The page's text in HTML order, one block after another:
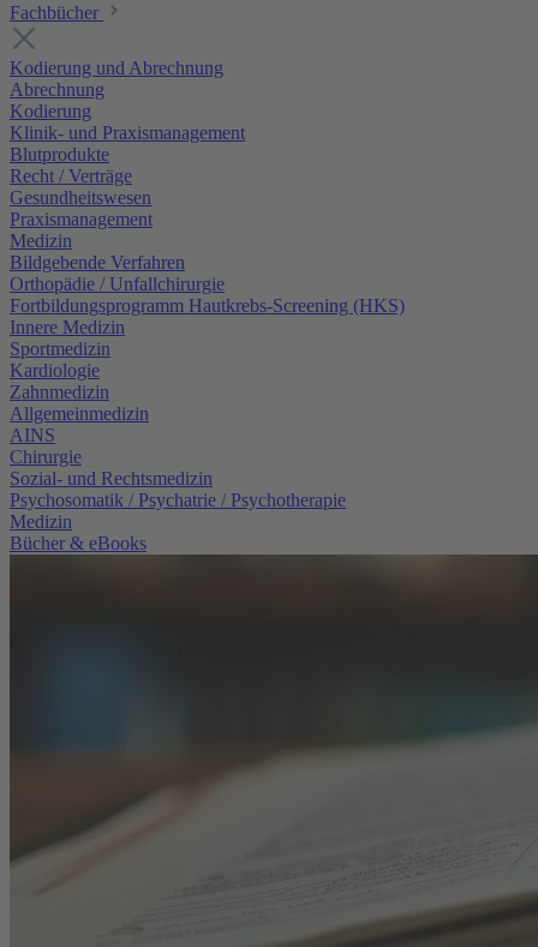
Fachbücher
Kodierung und Abrechnung
Abrechnung
Kodierung
Klinik- und Praxismanagement
Blutprodukte
Recht / Verträge
Gesundheitswesen
Praxismanagement
Medizin
Bildgebende Verfahren
Orthopädie / Unfallchirurgie
Fortbildungsprogramm Hautkrebs-Screening (HKS)
Innere Medizin
Sportmedizin
Kardiologie
Zahnmedizin
Allgemeinmedizin
AINS
Chirurgie
Sozial- und Rechtsmedizin
Psychosomatik / Psychatrie / Psychotherapie
Medizin
Bücher & eBooks